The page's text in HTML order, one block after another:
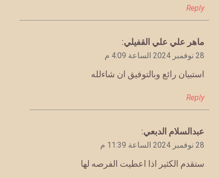
Reply
يقول
ماهر علي علي القفيلي:
28 نوفمبر 2024 الساعة 4:09 م
استبيان رائع وبالتوفيق ان شاءلله
Reply
يقول
عبدالسلام الدبعي:
28 نوفمبر 2024 الساعة 11:39 م
ستقدم الكثير اذا اعطيت الفرصه لها